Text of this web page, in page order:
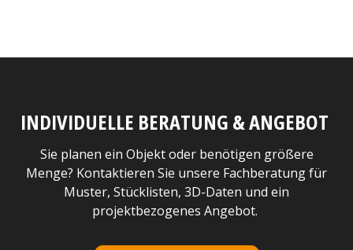
INDIVIDUELLE BERATUNG & ANGEBOT
Sie planen ein Objekt oder benötigen größere
Menge? Kontaktieren Sie unsere Fachberatung für
Muster, Stücklisten, 3D-Daten und ein
projektbezogenes Angebot.